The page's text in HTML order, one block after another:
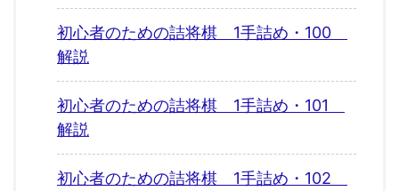
初心者のための詰将棋 1手詰め・100
解説
初心者のための詰将棋 1手詰め・101
解説
初心者のための詰将棋 1手詰め・102